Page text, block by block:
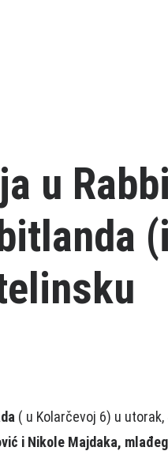
u
( u Kolarčevoj 6) u utorak,
i Nikole Majdaka, mlađeg